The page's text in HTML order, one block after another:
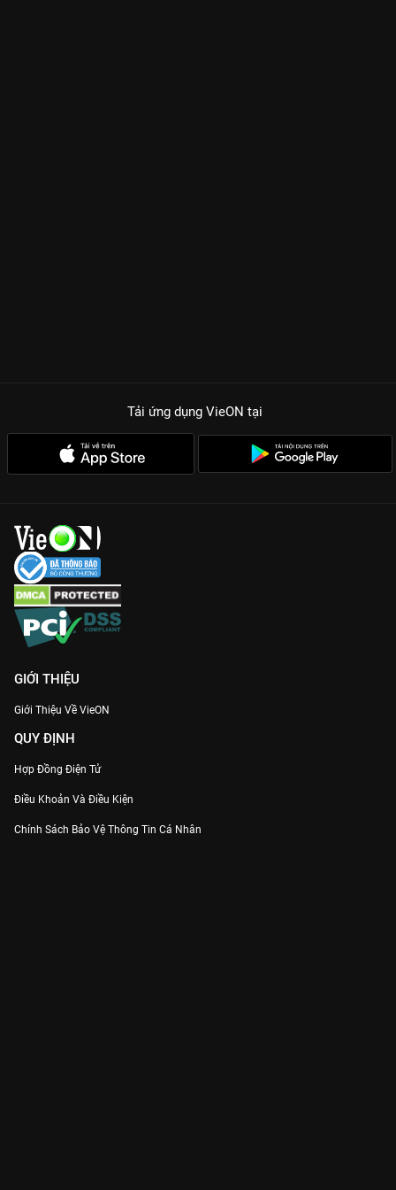
Tải ứng dụng VieON tại
GIỚI THIỆU
Giới Thiệu Về VieON
QUY ĐỊNH
Hợp Đồng Điện Tử
Điều Khoản Và Điều Kiện
Chính Sách Bảo Vệ Thông Tin Cá Nhân